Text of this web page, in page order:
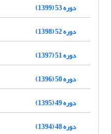
دوره 53 (1399)
دوره 52 (1398)
دوره 51 (1397)
دوره 50 (1396)
دوره 49 (1395)
دوره 48 (1394)